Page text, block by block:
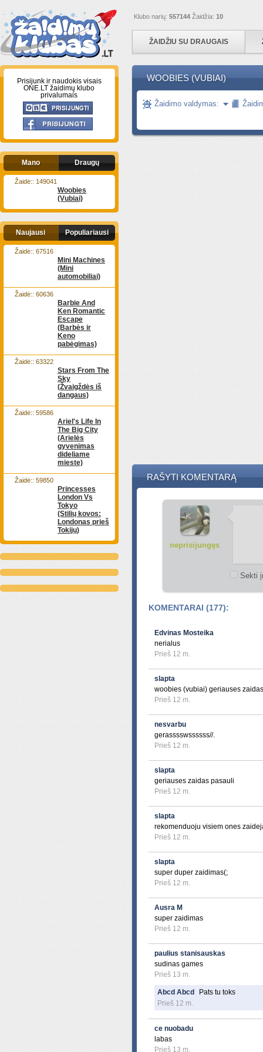
Klubo narių: 557144 Žaidžia: 10
ŽAIDŽIU SU DRAUGAIS
Prisijunk ir naudokis visais
ONE.LT žaidimų klubo
privalumais
Mano Draugų
Woobies
(Vubiai)
Žaidė:: 149041
Naujausi Populiariausi
Mini Machines
(Mini
automobiliai)
Žaidė:: 67516
Barbie And
Ken Romantic
Escape
(Barbės ir
Keno
pabėgimas)
Žaidė:: 60636
Stars From The
Sky
(Žvaigždės iš
dangaus)
Žaidė:: 63322
Ariel's Life In
The Big City
(Arielės
gyvenimas
dideliame
mieste)
Žaidė:: 59586
Princesses
London Vs
Tokyo
(Stilių kovos:
Londonas prieš
Tokijų)
Žaidė:: 59850
WOOBIES (VUBIAI)
Žaidimo valdymas:
RAŠYTI KOMENTARĄ
neprisijungęs
Sekti
KOMENTARAI (177):
Edvinas Mosteika
nerialus
Prieš 12 m.
slapta
woobies (vubiai) geriauses zaidas
Prieš 12 m.
nesvarbu
gerasssswssssss//.
Prieš 12 m.
slapta
geriauses zaidas pasauli
Prieš 12 m.
slapta
rekomenduoju visiem ones
Prieš 12 m.
slapta
super duper zaidimas(;
Prieš 12 m.
Ausra M
super zaidimas
Prieš 12 m.
paulius stanisauskas
sudinas games
Prieš 13 m.
Abcd Abcd
Pats tu toks
Prieš 12 m.
ce nuobadu
labas
Prieš 13 m.